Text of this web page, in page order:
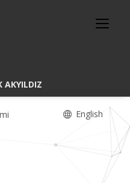
AKYILDIZ
English